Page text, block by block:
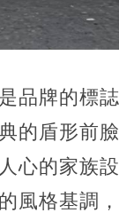
品牌的標
的盾形前
心的家族
風格基調